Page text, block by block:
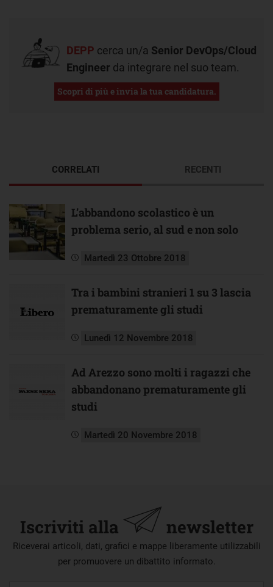
DEPP cerca un/a Senior DevOps/Cloud
Engineer da integrare nel suo team.
Scopri di più e invia la tua candidatura.
CORRELATI
L’abbandono scolastico è un
problema serio, al sud e non solo
Martedì 23 Ottobre 2018
Tra i bambini stranieri 1 su 3 lascia
prematuramente gli studi
Lunedì 12 Novembre 2018
Ad Arezzo sono molti i ragazzi che
abbandonano prematuramente gli
studi
Martedì 20 Novembre 2018
RECENTI
Iscriviti alla newsletter
Riceverai articoli, dati, grafici e mappe liberamente utilizzabili
per promuovere un dibattito informato.